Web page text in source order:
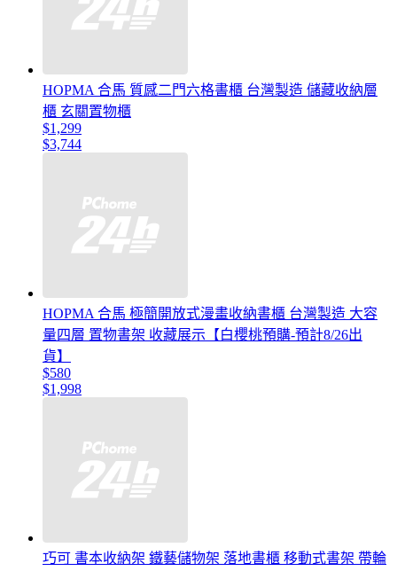
HOPMA 合馬 質感二門六格書櫃 台灣製造 儲藏收納層
櫃 玄關置物櫃
$1,299
$3,744
HOPMA 合馬 極簡開放式漫畫收納書櫃 台灣製造 大容
量四層 置物書架 收藏展示【白櫻桃預購-預計8/26出
貨】
$580
$1,998
巧可 書本收納架 鐵藝儲物架 落地書櫃 移動式書架 帶輪